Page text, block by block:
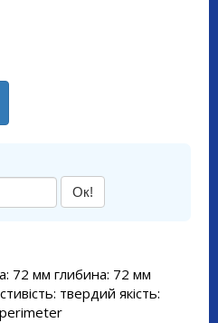
Ок!
72 мм глибина: 72 мм
твердий якість:
perimeter